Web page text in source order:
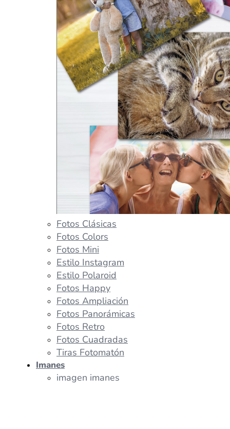
Fotos Clásicas
Fotos Colors
Fotos Mini
Estilo Instagram
Estilo Polaroid
Fotos Happy
Fotos Ampliación
Fotos Panorámicas
Fotos Retro
Fotos Cuadradas
Tiras Fotomatón
Imanes
imagen imanes